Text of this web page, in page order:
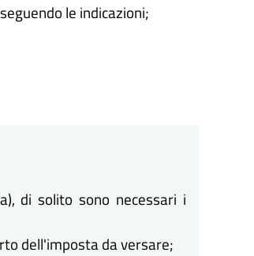
le indicazioni;
di solito sono necessari i
dell'imposta da versare;